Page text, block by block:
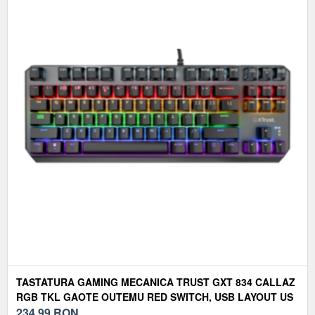
TASTATURA GAMING MECANICA TRUST GXT 834 CALLAZ
RGB TKL GAOTE OUTEMU RED SWITCH, USB LAYOUT US
(NEGRU)